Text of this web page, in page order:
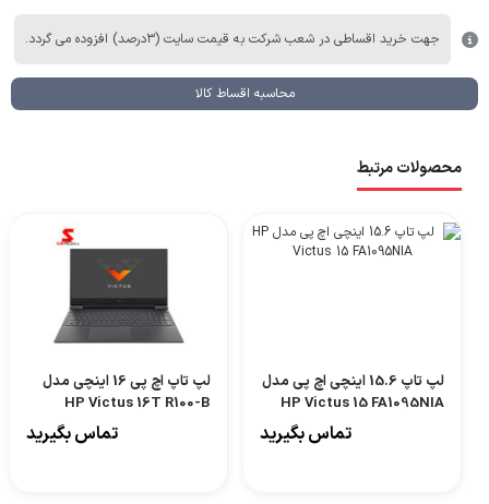
جهت خرید اقساطی در شعب شرکت به قیمت سایت (۳درصد) افزوده می گردد.
محاسبه اقساط کالا
محصولات مرتبط
لپ تاپ 15.6 اینچی اچ پی مدل
HP Victus 15 FA1095NIA
تماس بگیرید
لپ تاپ اچ پی 16 اینچی مدل
HP Victus 16T R100-B
تماس بگیرید